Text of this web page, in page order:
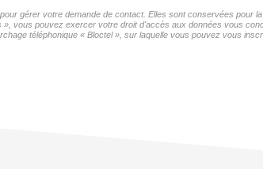
gérer votre demande de contact. Elles sont conservées pour
vous pouvez exercer votre droit d'accès aux données vous
téléphonique « Bloctel », sur laquelle vous pouvez vous